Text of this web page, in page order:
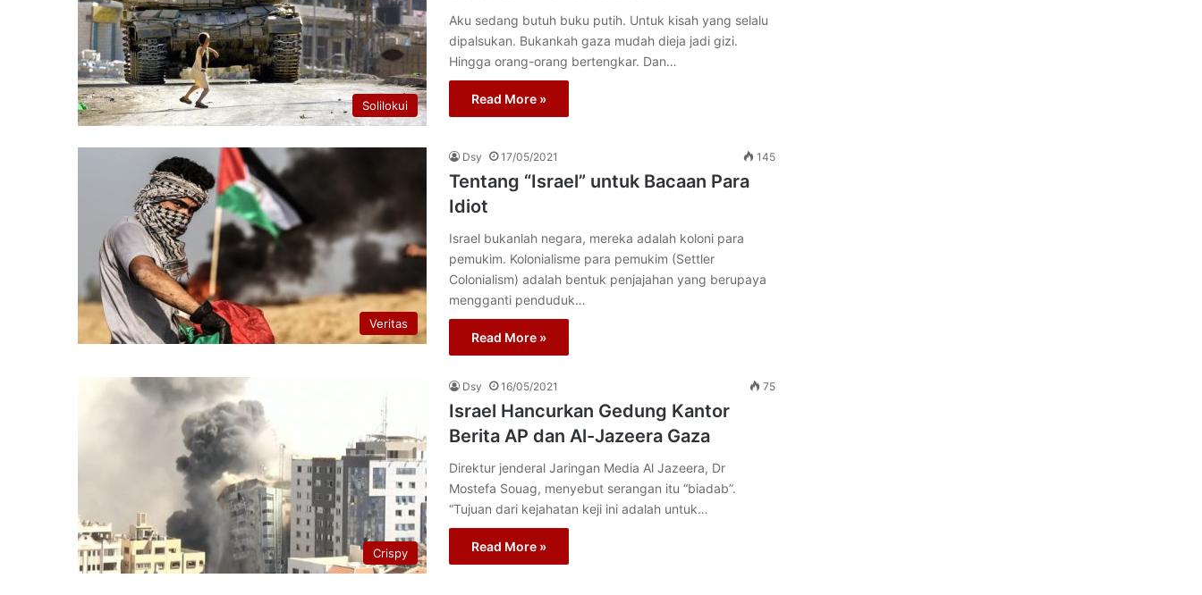
Solilokui
Aku sedang butuh buku putih. Untuk kisah yang selalu
dipalsukan. Bukankah gaza mudah dieja jadi gizi.
Hingga orang-orang bertengkar. Dan…
Read More »
Veritas
Dsy 17/05/2021 145
Tentang “Israel” untuk Bacaan Para
Idiot
Israel bukanlah negara, mereka adalah koloni para
pemukim. Kolonialisme para pemukim (Settler
Colonialism) adalah bentuk penjajahan yang berupaya
mengganti penduduk…
Read More »
Crispy
Dsy 16/05/2021 75
Israel Hancurkan Gedung Kantor
Berita AP dan Al-Jazeera Gaza
Direktur jenderal Jaringan Media Al Jazeera, Dr
Mostefa Souag, menyebut serangan itu “biadab”.
“Tujuan dari kejahatan keji ini adalah untuk…
Read More »